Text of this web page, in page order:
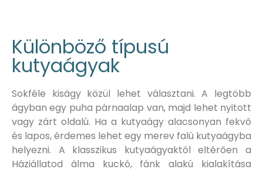
Különböző típusú
kutyaágyak
Sokféle kiságy közül lehet választani. A legtöbb
ágyban egy puha párnaalap van, majd lehet nyitott
vagy zárt oldalú. Ha a kutyaágy alacsonyan fekvő
és lapos, érdemes lehet egy merev falú kutyaágyba
helyezni. A klasszikus kutyaágyaktól eltérően a
Háziállatod álma kuckó, fánk alakú kialakítása